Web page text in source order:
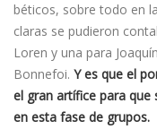
béticos, sobre todo en
claras se pudieron
Loren y una para
Bonnefoi. Y es que el
el gran artí­fice para
en esta fase de grupos.